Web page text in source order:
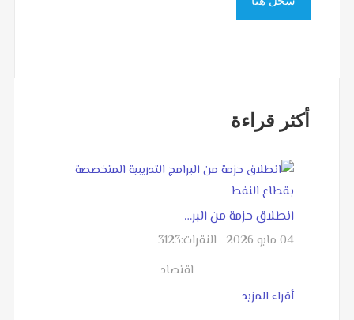
أكثر قراءة
انطلاق حزمة من البر…
04 مايو 2026 النقرات:3123
اقتصاد
أقراء المزيد